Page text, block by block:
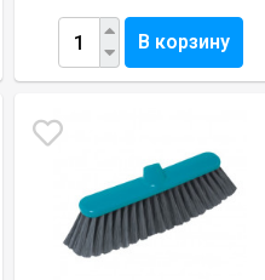
В корзину